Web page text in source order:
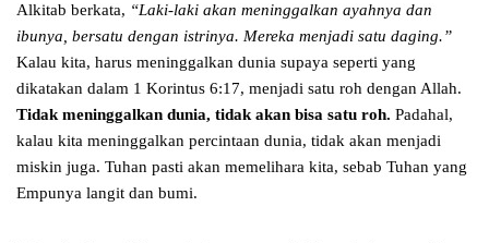
Alkitab berkata, “Laki-laki akan meninggalkan ayahnya dan
ibunya, bersatu dengan istrinya. Mereka menjadi satu daging.”
Kalau kita, harus meninggalkan dunia supaya seperti yang
dikatakan dalam 1 Korintus 6:17, menjadi satu roh dengan Allah.
Tidak meninggalkan dunia, tidak akan bisa satu roh. Padahal,
kalau kita meninggalkan percintaan dunia, tidak akan menjadi
miskin juga. Tuhan pasti akan memelihara kita, sebab Tuhan yang
Empunya langit dan bumi.